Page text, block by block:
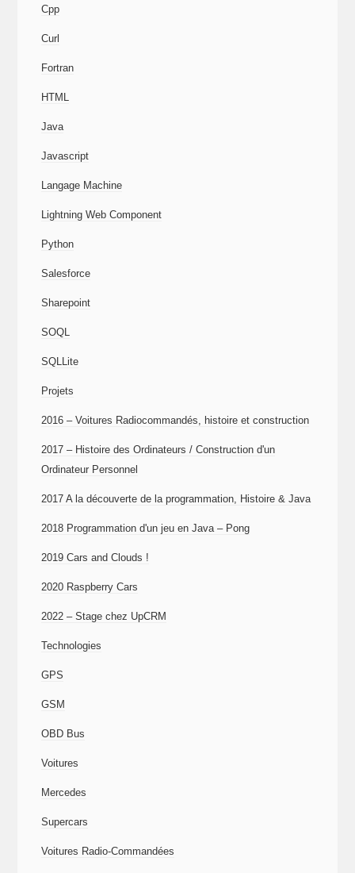
Cpp
Curl
Fortran
HTML
Java
Javascript
Langage Machine
Lightning Web Component
Python
Salesforce
Sharepoint
SOQL
SQLLite
Projets
2016 – Voitures Radiocommandés, histoire et construction
2017 – Histoire des Ordinateurs / Construction d'un
Ordinateur Personnel
2017 A la découverte de la programmation, Histoire & Java
2018 Programmation d'un jeu en Java – Pong
2019 Cars and Clouds !
2020 Raspberry Cars
2022 – Stage chez UpCRM
Technologies
GPS
GSM
OBD Bus
Voitures
Mercedes
Supercars
Voitures Radio-Commandées